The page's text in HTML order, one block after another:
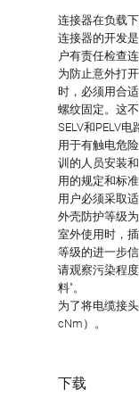
连接器在负载
连接器的开发
户有责任检查
为防止意外打
时，必须用合
螺纹固定。这不
SELV和PELV电
用于有触电危
训的人员安装
用的规定和标准
用户必须采取
外壳防护等级
室外使用时，
等级的进一步
请观察污染程
料"。
为了将电缆接
cNm）。
下载